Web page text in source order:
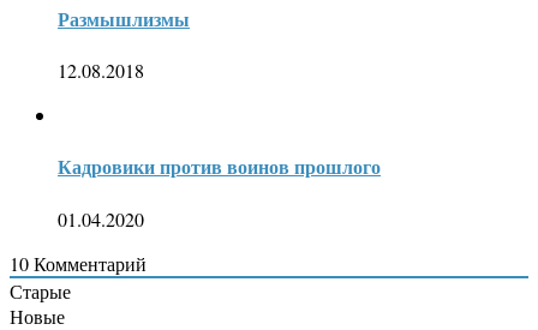
Размышлизмы
12.08.2018
Кадровики против воинов прошлого
01.04.2020
10Комментарий
Старые
Новые